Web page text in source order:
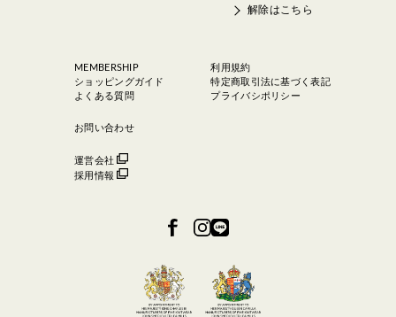
解除はこちら
MEMBERSHIP
ショッピングガイド
よくある質問
お問い合わせ
運営会社
採用情報
利用規約
特定商取引法に基づく表記
プライバシポリシー